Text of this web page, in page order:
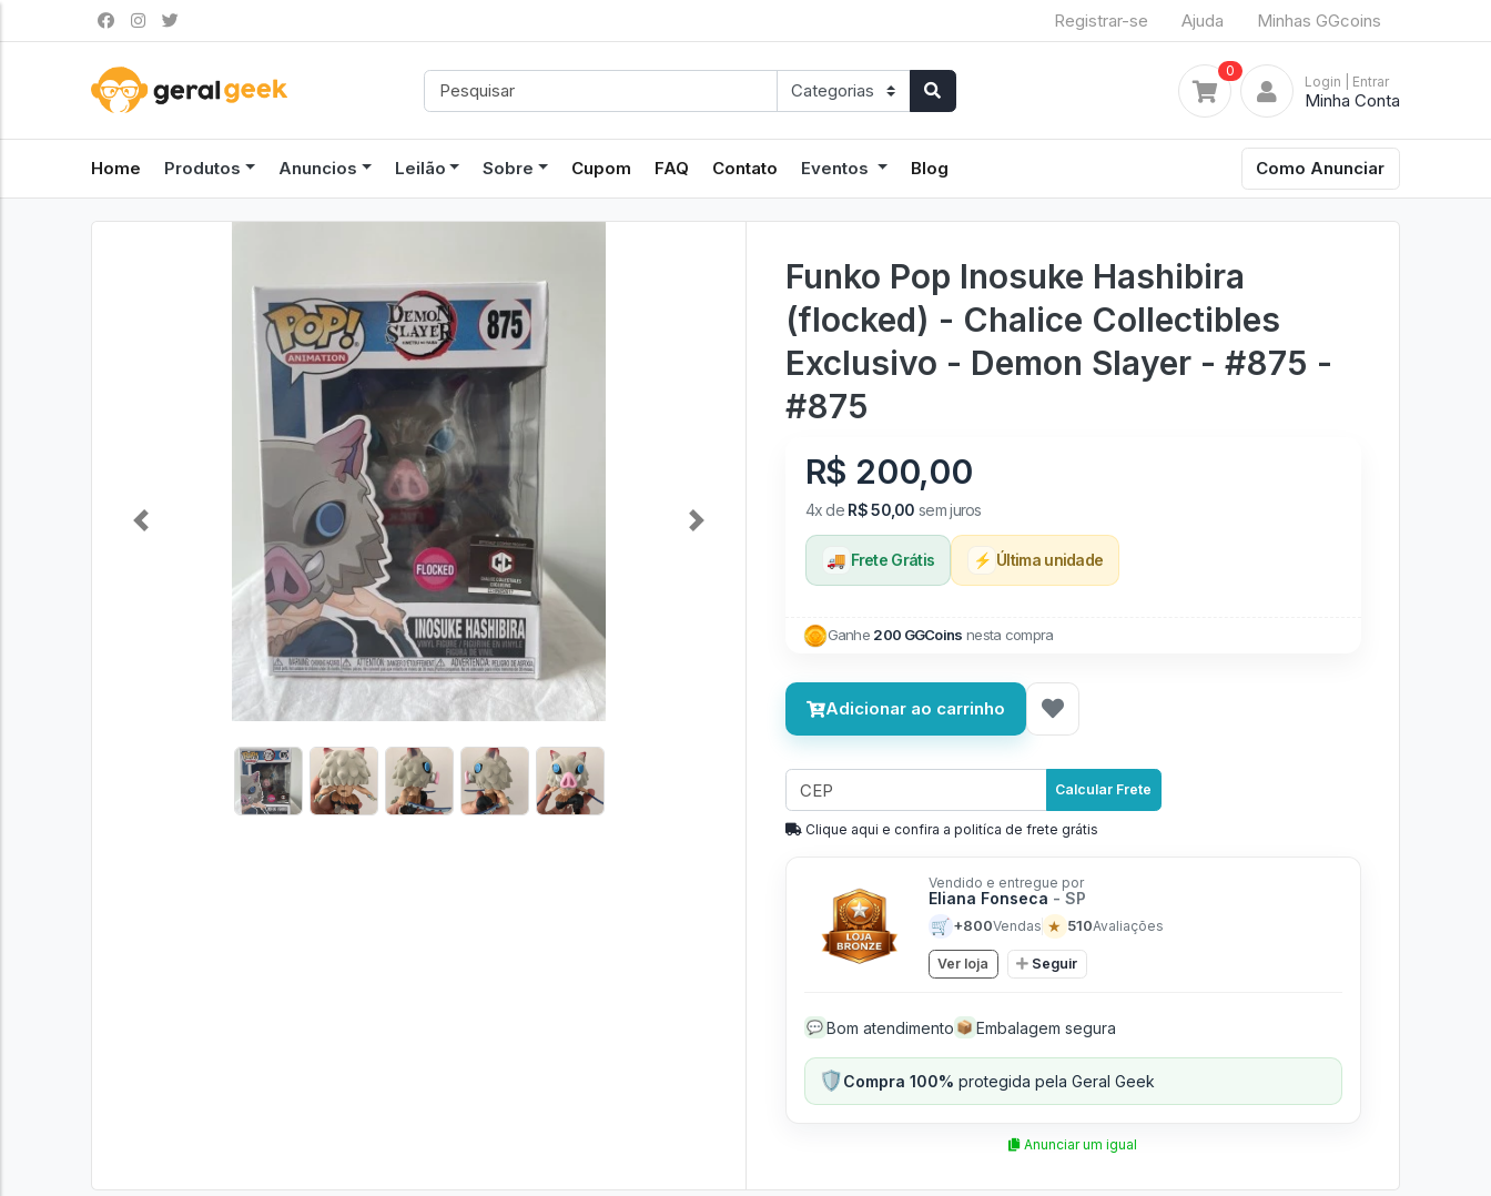
Registrar-se Ajuda Minhas GGcoins
0
Login | Entrar
Minha Conta
Home Produtos Anuncios Leilão Sobre Cupom FAQ Contato Eventos Blog Como Anunciar
Previous Next
Funko Pop Inosuke Hashibira
(flocked) - Chalice Collectibles
Exclusivo - Demon Slayer - #875 -
#875
R$ 200,00
4x de R$ 50,00 sem juros
🚚 Frete Grátis ⚡ Última unidade
Ganhe 200 GGCoins nesta compra
Adicionar ao carrinho
Calcular Frete
Clique aqui e confira a politíca de frete grátis
Vendido e entregue por
Eliana Fonseca - SP
🛒 +800Vendas ★ 510Avaliações
Ver loja Seguir
💬 Bom atendimento 📦 Embalagem segura
🛡️Compra 100% protegida pela Geral Geek
Anunciar um igual